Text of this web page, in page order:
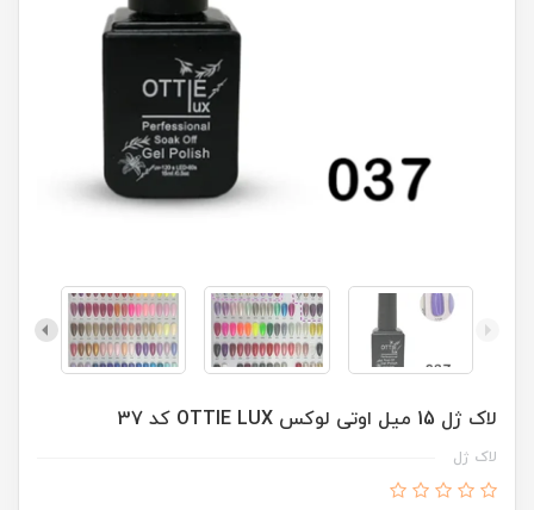
لاک ژل 15 میل اوتی لوکس OTTIE LUX کد 37
لاک ژل